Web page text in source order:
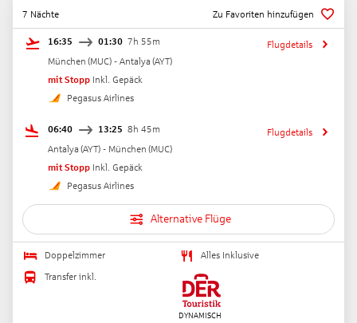
7 Nächte Zu Favoriten hinzufügen
16:35 01:30 7h 55m
München (MUC) - Antalya (AYT)
mit Stopp Inkl. Gepäck
Pegasus Airlines
Flugdetails
06:40 13:25 8h 45m
Antalya (AYT) - München (MUC)
mit Stopp Inkl. Gepäck
Pegasus Airlines
Flugdetails
Alternative Flüge
Doppelzimmer
Alles Inklusive
Transfer inkl.